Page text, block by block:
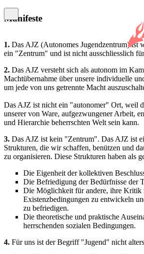
Manifeste
1. Das AJZ (Autonomes Jugendzentrum) ist
ein "Zentrum" und ist nicht ausschliesslich
2. Das AJZ versteht sich als autonom im
Machtübernahme über unsere individuelle
um jede von uns getrennte Macht
Das AJZ ist nicht ein "autonomer" Ort, weil
unserer von Ware, aufgezwungener Arbeit,
und Hierarchie beherrschten Welt sein kann.
3. Das AJZ ist kein "Zentrum". Das AJZ ist
Strukturen, die wir schaffen, benützen und
zu organisieren. Diese Strukturen haben als
Die Eigenheit der kollektiven
Die Befriedigung der Bedürfnisse der
Die Möglichkeit für andere, ihre Kritik
Existenzbedingungen zu entwickeln
zu befriedigen.
Die theoretische und praktische
herrschenden sozialen Bedingungen.
4. Für uns ist der Begriff "Jugend" nicht